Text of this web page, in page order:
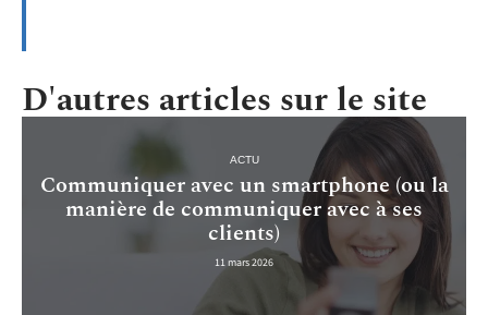
D'autres articles sur le site
ACTU
Communiquer avec un smartphone (ou la
manière de communiquer avec à ses
clients)
11 mars 2026